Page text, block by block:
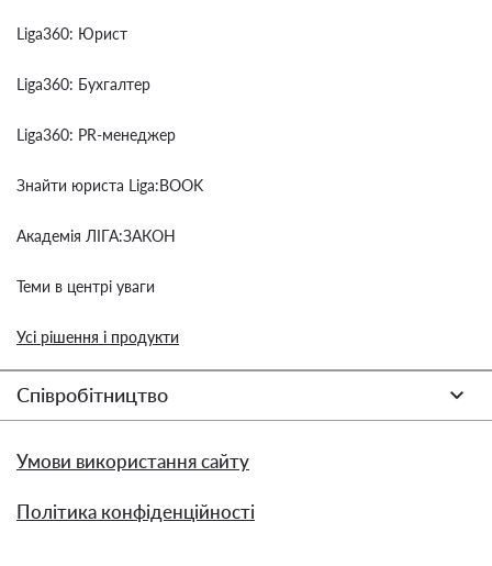
Liga360: Юрист
Liga360: Бухгалтер
Liga360: PR-менеджер
Знайти юриста Liga:BOOK
Академія ЛІГА:ЗАКОН
Теми в центрі уваги
Усі рішення і продукти
Співробітництво
Умови використання сайту
Політика конфіденційності